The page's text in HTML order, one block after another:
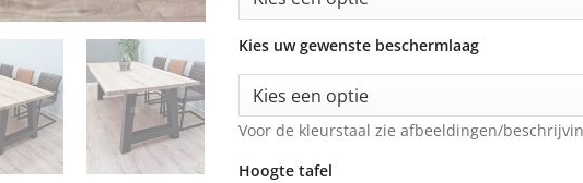
Kies uw gewenste beschermlaag
Voor de kleurstaal zie afbeeldingen/
Hoogte tafel